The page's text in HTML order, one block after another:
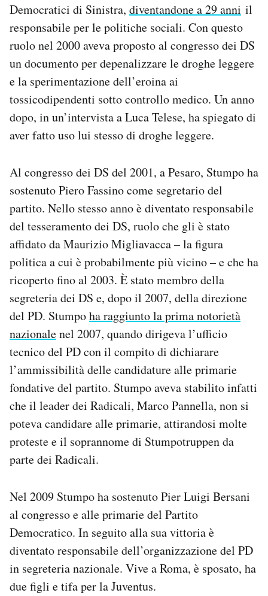
Democratici di Sinistra, diventandone a 29 anni il
responsabile per le politiche sociali. Con questo
ruolo nel 2000 aveva proposto al congresso dei DS
un documento per depenalizzare le droghe leggere
e la sperimentazione dell’eroina ai
tossicodipendenti sotto controllo medico. Un anno
dopo, in un’intervista a Luca Telese, ha spiegato di
aver fatto uso lui stesso di droghe leggere.
Al congresso dei DS del 2001, a Pesaro, Stumpo ha
sostenuto Piero Fassino come segretario del
partito. Nello stesso anno è diventato responsabile
del tesseramento dei DS, ruolo che gli è stato
affidato da Maurizio Migliavacca – la figura
politica a cui è probabilmente più vicino – e che ha
ricoperto fino al 2003. È stato membro della
segreteria dei DS e, dopo il 2007, della direzione
del PD. Stumpoha raggiunto la prima notorietà
nazionalenel 2007, quando dirigeva l’ufficio
tecnico del PD con il compito di dichiarare
l’ammissibilità delle candidature alle primarie
fondative del partito. Stumpo aveva stabilito infatti
che il leader dei Radicali, Marco Pannella, non si
poteva candidare alle primarie, attirandosi molte
proteste e il soprannome di Stumpotruppen da
parte dei Radicali.
Nel 2009 Stumpo ha sostenuto Pier Luigi Bersani
al congresso e alle primarie del Partito
Democratico. In seguito alla sua vittoria è
diventato responsabile dell’organizzazione del PD
in segreteria nazionale. Vive a Roma, è sposato, ha
due figli e tifa per la Juventus.